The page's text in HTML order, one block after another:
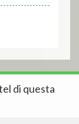
di questa